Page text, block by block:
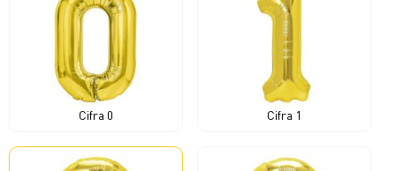
Cifra 0 Cifra 1